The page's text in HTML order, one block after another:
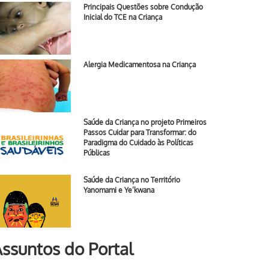
Principais Questões sobre Condução
Inicial do TCE na Criança
Alergia Medicamentosa na Criança
Saúde da Criança no projeto Primeiros
Passos Cuidar para Transformar: do
Paradigma do Cuidado às Políticas
Públicas
Saúde da Criança no Território
Yanomami e Ye’kwana
do Portal